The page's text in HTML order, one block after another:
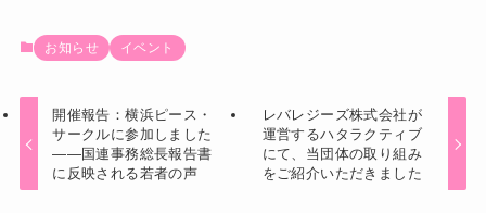
お知らせ イベント
開催報告：横浜ピース・
サークルに参加しました
――国連事務総長報告書
に反映される若者の声
レバレジーズ株式会社が
運営するハタラクティブ
にて、当団体の取り組み
をご紹介いただきました